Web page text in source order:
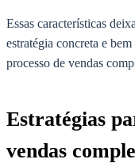
Essas características
estratégia concreta e
processo de vendas
Estratégias
vendas